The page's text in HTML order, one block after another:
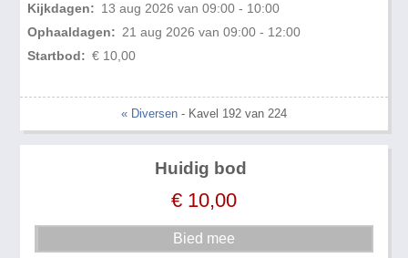
Kijkdagen: 13 aug 2026 van 09:00 - 10:00
Ophaaldagen: 21 aug 2026 van 09:00 - 12:00
Startbod: € 10,00
« Diversen - Kavel 192 van 224
Huidig bod
€ 10,00